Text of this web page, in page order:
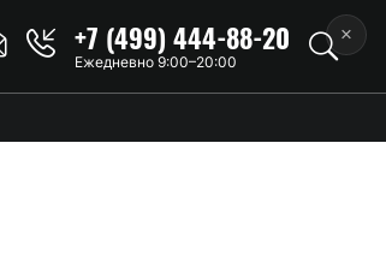
+7 (499) 444-88-20
Ежедневно 9:00–20:00
×